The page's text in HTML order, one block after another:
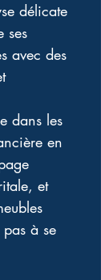
délicate
ses
avec des
dans les
en
et
pas à se